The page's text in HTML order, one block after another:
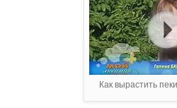
Как вырастить